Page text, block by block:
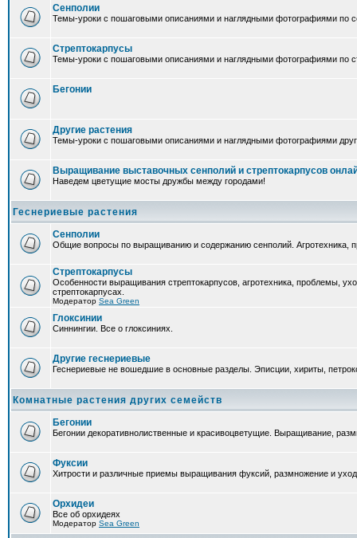
Сенполии
Темы-уроки с пошаговыми описаниями и наглядными фотографиями по
Стрептокарпусы
Темы-уроки с пошаговыми описаниями и наглядными фотографиями по
Бегонии
Другие растения
Темы-уроки с пошаговыми описаниями и наглядными фотографиями
Выращивание выставочных сенполий и стрептокарпусов
Наведем цветущие мосты дружбы между городами!
Геснериевые растения
Сенполии
Общие вопросы по выращиванию и содержанию сенполий. Агротехника,
Стрептокарпусы
Особенности выращивания стрептокарпусов, агротехника, проблемы,
стрептокарпусах.
Модератор Sea Green
Глоксинии
Синнингии. Все о глоксиниях.
Другие геснериевые
Геснериевые не вошедшие в основные разделы. Эписции, хириты,
Комнатные растения других семейств
Бегонии
Бегонии декоративнолиственные и красивоцветущие. Выращивание,
Фуксии
Хитрости и различные приемы выращивания фуксий, размножение и
Орхидеи
Все об орхидеях
Модератор Sea Green